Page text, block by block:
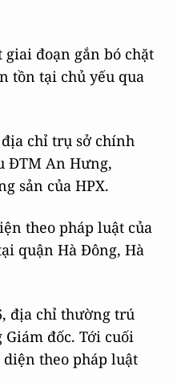
đoạn gắn bó chặt
tồn tại chủ yếu qua
chỉ trụ sở chính
ĐTM An Hưng,
sản của HPX.
theo pháp luật của
quận Hà Đông, Hà
địa chỉ thường trú
đốc. Tới cuối
theo pháp luật